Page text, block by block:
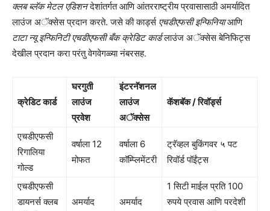
क्लब ब्लॅक मेटल एडिशनदेशांतर्गत आणि आंतरराष्ट्रीय प्रवासासाठी अमर्यादित
लाउंज अॅक्सेस प्रदान करते. जसे की कार्ड्स एचडीएफसी इन्फिनियाआणि
टाटा न्यू इन्फिनिटी एचडीएफसी बँक क्रेडिट कार्डलाउंज अॅक्सेस बेनिफिट्स
देखील प्रदान करा परंतु वेगवेगळ्या नंबरसह.
क्रेडिट कार्ड
घरगुती
लाउंज
प्रवेश
इंटरनॅशनल
लाउंज
अॅक्सेस
कॅशबॅक / रिवॉर्ड्स
एचडीएफसी
रिगालिया
गोल्ड
वर्षाला 12
मोफत
वर्षाला 6
कॉम्प्लिमेंटरी
ट्रॅव्हल बुकिंगवर ५ पट
रिवॉर्ड पॉईंट्स
एचडीएफसी
डायनर्स क्लब
अमर्याद अमर्याद
1 सिटी माईल प्रति 100
रुपये प्रवास आणि परदेशी